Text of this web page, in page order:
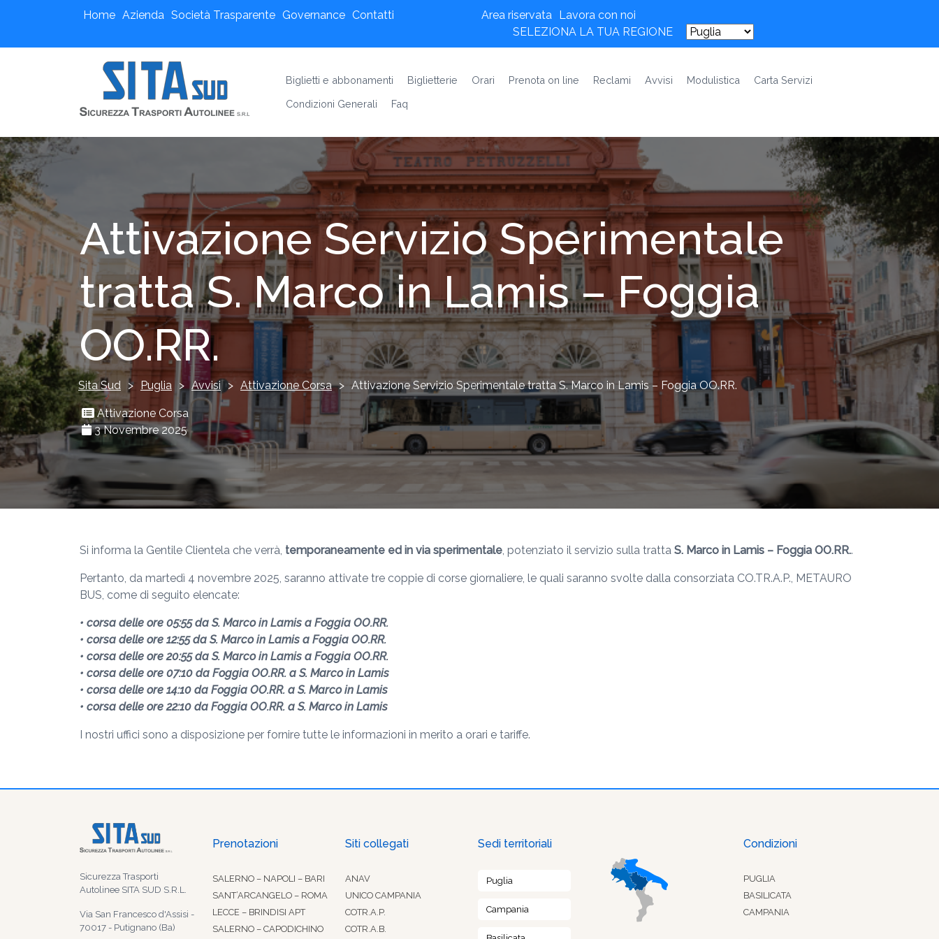
Home Azienda Società Trasparente Governance Contatti Area riservata Lavora con noi
SELEZIONA LA TUA REGIONE
Biglietti e abbonamenti Biglietterie Orari Prenota on line Reclami Avvisi Modulistica
Carta Servizi
Condizioni Generali
Faq
Attivazione Servizio Sperimentale
tratta S. Marco in Lamis – Foggia
OO.RR.
Sita Sud > Puglia > Avvisi > Attivazione Corsa > Attivazione Servizio Sperimentale tratta S. Marco in Lamis – Foggia OO.RR.
Attivazione Corsa
3 Novembre 2025
Si informa la Gentile Clientela che verrà, temporaneamente ed in via sperimentale, potenziato il servizio sulla tratta S. Marco in Lamis – Foggia OO.RR..
Pertanto, da martedì 4 novembre 2025, saranno attivate tre coppie di corse giornaliere, le quali saranno svolte dalla consorziata CO.TR.A.P., METAURO
BUS, come di seguito elencate:
• corsa delle ore 05:55 da S. Marco in Lamis a Foggia OO.RR.
• corsa delle ore 12:55 da S. Marco in Lamis a Foggia OO.RR.
• corsa delle ore 20:55 da S. Marco in Lamis a Foggia OO.RR.
• corsa delle ore 07:10 da Foggia OO.RR. a S. Marco in Lamis
• corsa delle ore 14:10 da Foggia OO.RR. a S. Marco in Lamis
• corsa delle ore 22:10 da Foggia OO.RR. a S. Marco in Lamis
I nostri uffici sono a disposizione per fornire tutte le informazioni in merito a orari e tariffe.
Sicurezza Trasporti
Autolinee SITA SUD S.R.L.
Via San Francesco d'Assisi -
70017 - Putignano (Ba)
Prenotazioni
SALERNO – NAPOLI – BARI
SANT’ARCANGELO – ROMA
LECCE – BRINDISI APT
SALERNO – CAPODICHINO
Siti collegati
ANAV
UNICO CAMPANIA
COTR.A.P.
COTR.A.B.
Sedi territoriali
Puglia
Campania
Condizioni
PUGLIA
BASILICATA
CAMPANIA